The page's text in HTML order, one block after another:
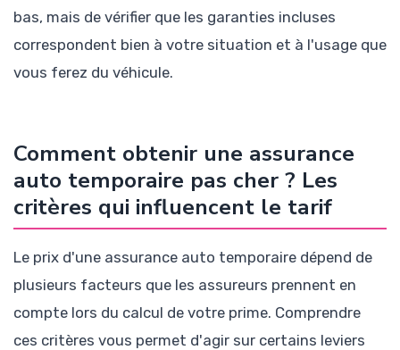
bas, mais de vérifier que les garanties incluses
correspondent bien à votre situation et à l'usage que
vous ferez du véhicule.
Comment obtenir une assurance
auto temporaire pas cher ? Les
critères qui influencent le tarif
Le prix d'une assurance auto temporaire dépend de
plusieurs facteurs que les assureurs prennent en
compte lors du calcul de votre prime. Comprendre
ces critères vous permet d'agir sur certains leviers